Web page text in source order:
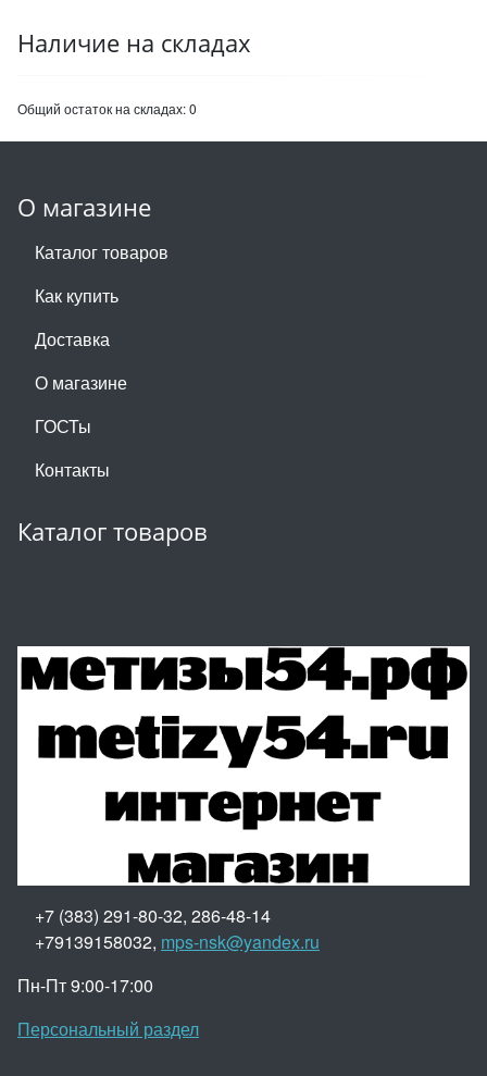
Наличие на складах
Общий остаток на складах:0
О магазине
Каталог товаров
Как купить
Доставка
О магазине
ГОСТы
Контакты
Каталог товаров
+7 (383) 291-80-32, 286-48-14
+79139158032, mps-nsk@yandex.ru
Пн-Пт 9:00-17:00
Персональный раздел